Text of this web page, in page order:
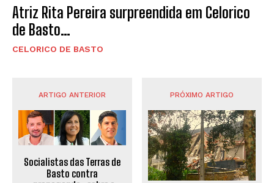
Atriz Rita Pereira surpreendida em Celorico
de Basto…
CELORICO DE BASTO
ARTIGO ANTERIOR
Socialistas das Terras de
Basto contra
PRÓXIMO ARTIGO